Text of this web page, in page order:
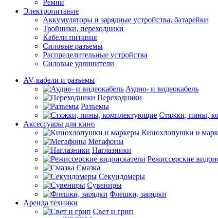
Ремни
Электропитание
Аккумуляторы и зарядные устройства, батарейки
Тройники, переходники
Кабели питания
Силовые разъемы
Распределительные устройства
Силовые удлинители
AV-кабели и разъемы
Аудио- и видеокабель
Переходники
Разъемы
Стяжки, пины,
Аксессуары для кино
Кинохлопушки и
Мегафоны
Наглазники
Режиссерские
Смазка
Секундомеры
Сувениры
Флешки, зарядки
Аренда техники
Свет и грип